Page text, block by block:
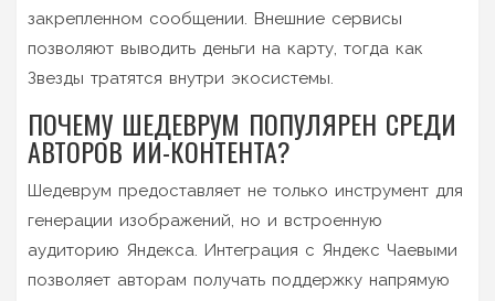
закрепленном сообщении. Внешние сервисы
позволяют выводить деньги на карту, тогда как
Звезды тратятся внутри экосистемы.
ПОЧЕМУ ШЕДЕВРУМ ПОПУЛЯРЕН СРЕДИ
АВТОРОВ ИИ-КОНТЕНТА?
Шедеврум предоставляет не только инструмент для
генерации изображений, но и встроенную
аудиторию Яндекса. Интеграция с Яндекс Чаевыми
позволяет авторам получать поддержку напрямую